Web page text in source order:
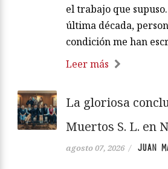
el trabajo que
última década,
condición me han
Leer más
La gloriosa
Muertos S. L. en
agosto 07, 2026 / JUAN